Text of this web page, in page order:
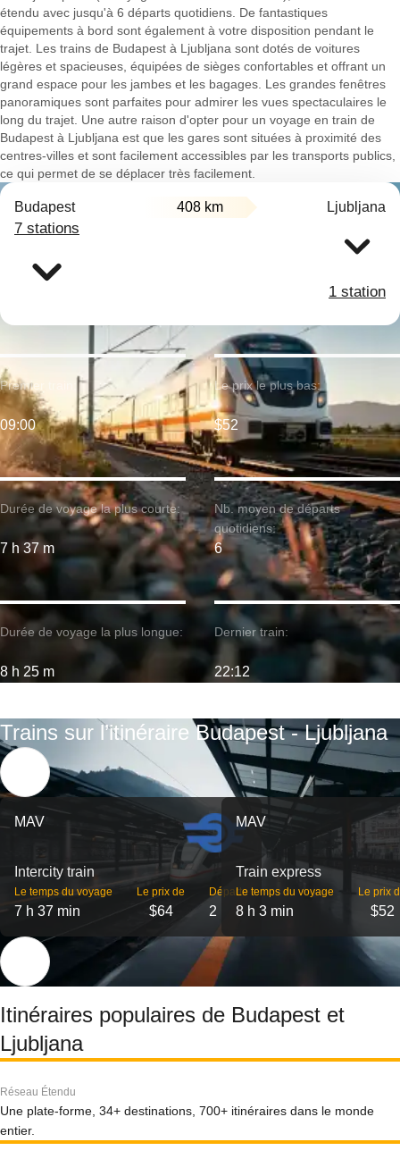
étendu avec jusqu'à 6 départs quotidiens. De fantastiques
équipements à bord sont également à votre disposition pendant le
trajet. Les trains de Budapest à Ljubljana sont dotés de voitures
légères et spacieuses, équipées de sièges confortables et offrant un
grand espace pour les jambes et les bagages. Les grandes fenêtres
panoramiques sont parfaites pour admirer les vues spectaculaires le
long du trajet. Une autre raison d'opter pour un voyage en train de
Budapest à Ljubljana est que les gares sont situées à proximité des
centres-villes et sont facilement accessibles par les transports publics,
ce qui permet de se déplacer très facilement.
Budapest 408 km Ljubljana
7 stations
1 station
Durée de voyage la plus courte:
7 h 37 m
Premier train:
09:00
Durée de voyage la plus longue:
8 h 25 m
Le prix le plus bas:
$52
Nb. moyen de départs
quotidiens:
6
Dernier train:
22:12
Trains sur l’itinéraire Budapest - Ljubljana
MAV
Intercity train
Le temps du voyage
7 h 37 min
Le prix de
$64
Départs
2
MAV
Train express
Le temps du voyage
8 h 3 min
Le prix
$52
Itinéraires populaires de Budapest et
Ljubljana
Réseau Étendu
Une plate-forme, 34+ destinations, 700+ itinéraires dans le monde
entier.